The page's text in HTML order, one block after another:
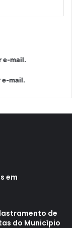
o papel
de êxito”,
nos trabalhos
o trabalho de
como
dos quais
e-mail.
e-mail.
em
de
do Município